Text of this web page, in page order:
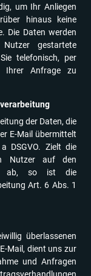
um Ihr Anliegen
hinaus keine
Die Daten werden
gestartete
telefonisch, per
Ihrer Anfrage zu
der Daten, die
E-Mail übermittelt
DSGVO. Zielt die
Nutzer auf den
ab, so ist die
Art. 6 Abs. 1
überlassenen
Mail, dient uns zur
und Anfragen